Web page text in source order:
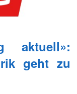
aktuell»:
geht zu